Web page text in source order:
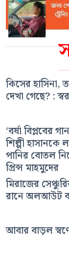
কিসের হাসিনা,
দেখা গেছে? :
‘বর্ষা বিপ্লবের
শিল্পী হাসানকে
পানির বোতল
প্রিন্স মাহমুদের
মিরাজের
রানে অলআউট
আবার বাড়ল